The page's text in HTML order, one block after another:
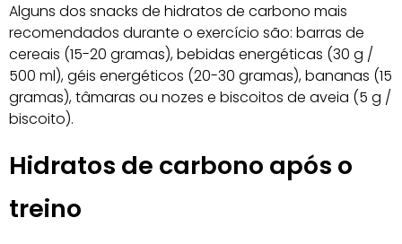
Alguns dos snacks de hidratos de carbono mais
recomendados durante o exercício são: barras de
cereais (15-20 gramas), bebidas energéticas (30 g /
500 ml), géis energéticos (20-30 gramas), bananas (15
gramas), tâmaras ou nozes e biscoitos de aveia (5 g /
biscoito).
Hidratos de carbono após o
treino